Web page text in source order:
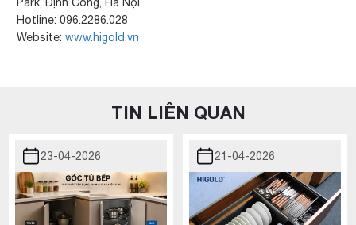
Hotline: 096.2286.028
Website:www.higold.vn
TIN LIÊN QUAN
23-04-2026 21-04-2026